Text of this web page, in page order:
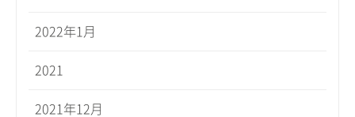
2022年1月
2021
2021年12月